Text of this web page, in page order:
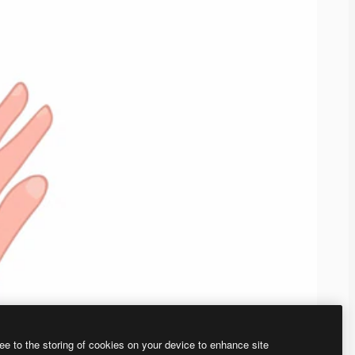
to the storing of cookies on your device to enhance site